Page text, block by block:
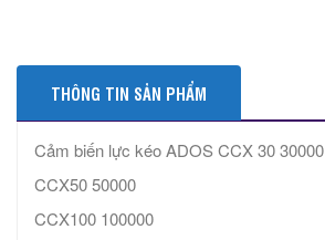
THÔNG TIN SẢN PHẨM
Cảm biến lực kéo ADOS CCX 30 30000
CCX50 50000
CCX100 100000